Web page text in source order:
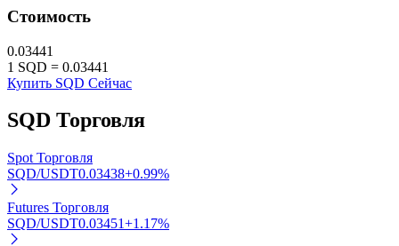
Эксклюзивные инвестиции для владельцев BTR
Стоимость
0.03441
1 SQD = 0.03441
Купить SQD Сейчас
SQD Торговля
Spot Торговля
SQD/USDT0.03438+0.99%
Futures Торговля
SQD/USDT0.03451+1.17%